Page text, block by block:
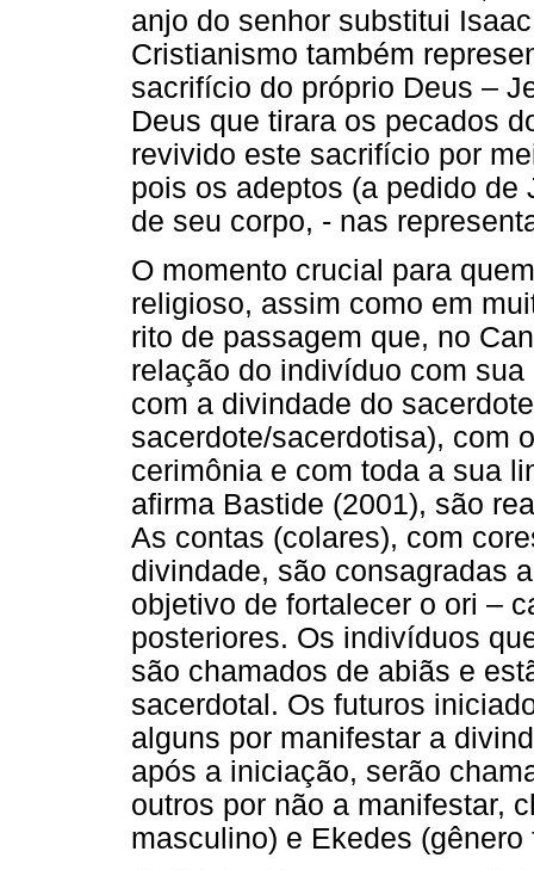
anjo do senhor substitui
Cristianismo também
sacrifício do próprio Deus –
Deus que tirara os pecados
revivido este sacrifício por
pois os adeptos (a pedido
de seu corpo, - nas
O momento crucial para
religioso, assim como em
rito de passagem que, no
relação do indivíduo com
com a divindade do
sacerdote/sacerdotisa), com
cerimônia e com toda a sua
afirma Bastide (2001), são
As contas (colares), com
divindade, são consagradas
objetivo de fortalecer o ori –
posteriores. Os indivíduos
são chamados de abiãs e
sacerdotal. Os futuros
alguns por manifestar a
após a iniciação, serão
outros por não a manifestar,
masculino) e Ekedes (gênero